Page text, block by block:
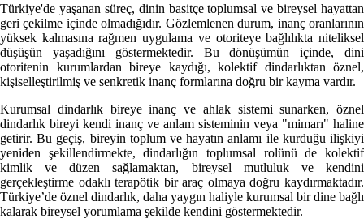
Türkiye'de yaşanan süreç, dinin basitçe toplumsal ve bireysel hayattan
geri çekilme içinde olmadığıdır. Gözlemlenen durum, inanç oranlarının
yüksek kalmasına rağmen uygulama ve otoriteye bağlılıkta niteliksel
düşüşün yaşadığını göstermektedir. Bu dönüşümün içinde, dini
otoritenin kurumlardan bireye kaydığı, kolektif dindarlıktan öznel,
kişiselleştirilmiş ve senkretik inanç formlarına doğru bir kayma vardır.
Kurumsal dindarlık bireye inanç ve ahlak sistemi sunarken, öznel
dindarlık bireyi kendi inanç ve anlam sisteminin veya "mimarı" haline
getirir. Bu geçiş, bireyin toplum ve hayatın anlamı ile kurduğu ilişkiyi
yeniden şekillendirmekte, dindarlığın toplumsal rolünü de kolektif
kimlik ve düzen sağlamaktan, bireysel mutluluk ve kendini
gerçekleştirme odaklı terapötik bir araç olmaya doğru kaydırmaktadır.
Türkiye’de öznel dindarlık, daha yaygın haliyle kurumsal bir dine bağlı
kalarak bireysel yorumlama şekilde kendini göstermektedir.